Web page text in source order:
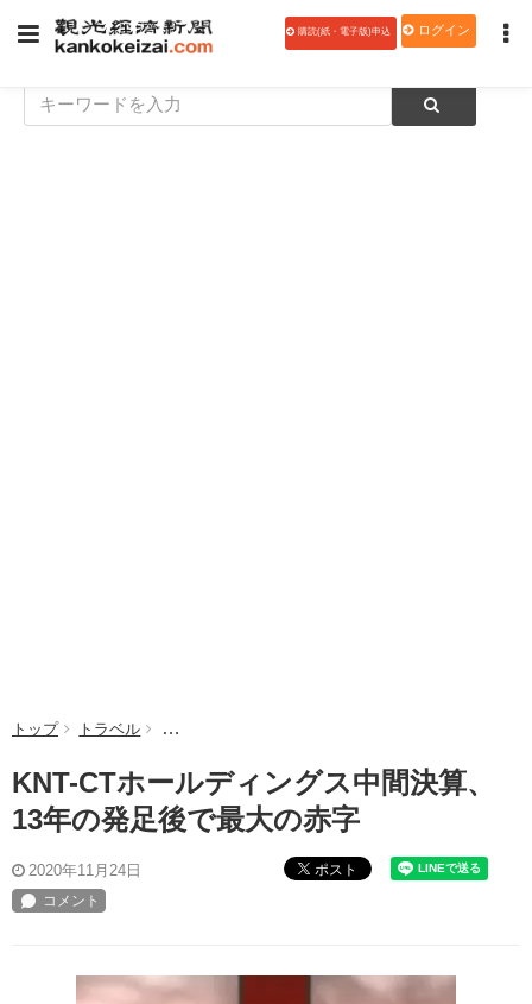
購読(紙・電子版)申込 ログイン
トップ トラベル KNT-CTホールディングス中間決算、13年の発足後で
KNT-CTホールディングス中間決算、
13年の発足後で最大の赤字
2020年11月24日 ポスト